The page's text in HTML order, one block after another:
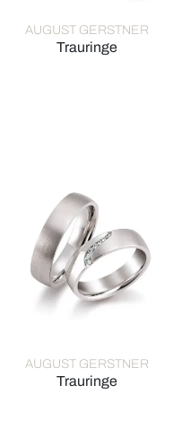
AUGUST GERSTNER
Trauringe
AUGUST GERSTNER
Trauringe